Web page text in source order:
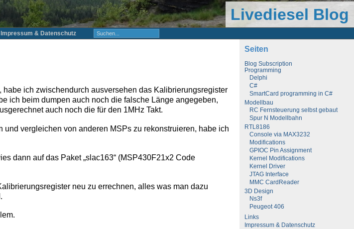
Livediesel Blog
Impressum & Datenschutz
ich zwischendurch ausversehen das Kalibrierungsregister
ich beim dumpen auch noch die falsche Länge angegeben,
auch noch die für den 1MHz Takt.
vergleichen von anderen MSPs zu rekonstruieren, habe ich
dann auf das Paket „slac163“ (MSP430F21x2 Code
neu zu errechnen, alles was man dazu
Seiten
Blog Subscription
Programming
Delphi
C#
SmartCard programming in C#
Modellbau
RC Fernsteuerung selbst gebaut
Spur N Modellbahn
RTL8186
Console via MAX3232
Modifications
GPIOC Pin Assignment
Kernel Modifications
Kernel Driver
JTAG Interface
MMC CardReader
3D Design
Ns3f
Peugeot 406
Links
Impressum & Datenschutz